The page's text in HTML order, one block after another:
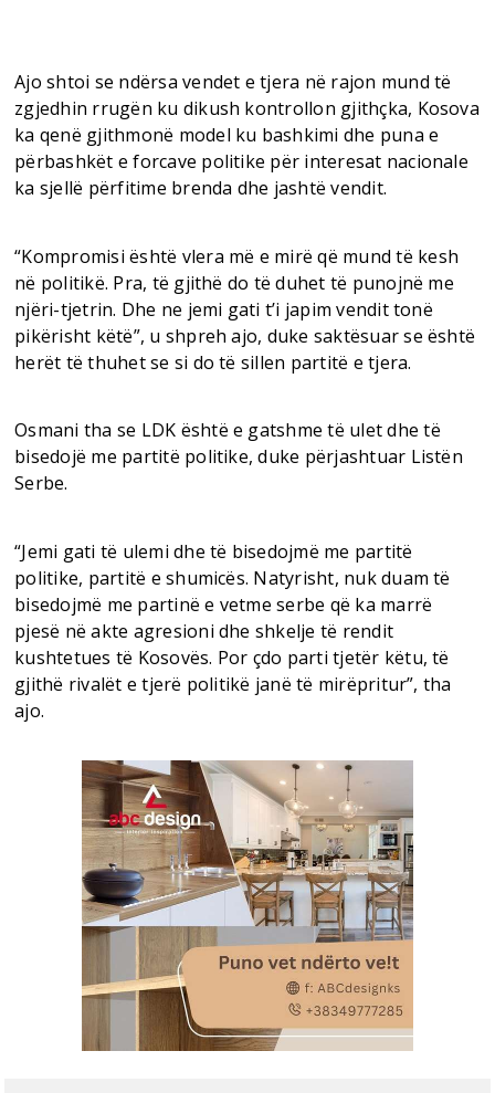
Ajo shtoi se ndërsa vendet e tjera në rajon mund të
zgjedhin rrugën ku dikush kontrollon gjithçka, Kosova
ka qenë gjithmonë model ku bashkimi dhe puna e
përbashkët e forcave politike për interesat nacionale
ka sjellë përfitime brenda dhe jashtë vendit.
“Kompromisi është vlera më e mirë që mund të kesh
në politikë. Pra, të gjithë do të duhet të punojnë me
njëri-tjetrin. Dhe ne jemi gati t’i japim vendit tonë
pikërisht këtë”, u shpreh ajo, duke saktësuar se është
herët të thuhet se si do të sillen partitë e tjera.
Osmani tha se LDK është e gatshme të ulet dhe të
bisedojë me partitë politike, duke përjashtuar Listën
Serbe.
“Jemi gati të ulemi dhe të bisedojmë me partitë
politike, partitë e shumicës. Natyrisht, nuk duam të
bisedojmë me partinë e vetme serbe që ka marrë
pjesë në akte agresioni dhe shkelje të rendit
kushtetues të Kosovës. Por çdo parti tjetër këtu, të
gjithë rivalët e tjerë politikë janë të mirëpritur”, tha
ajo.